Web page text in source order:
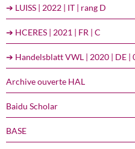
➔ LUISS | 2022 | IT | rang D
➔ HCERES | 2021 | FR | C
➔ Handelsblatt VWL | 2020 | DE |
Archive ouverte HAL
Baidu Scholar
BASE